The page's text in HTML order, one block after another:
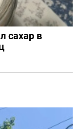
сахар в